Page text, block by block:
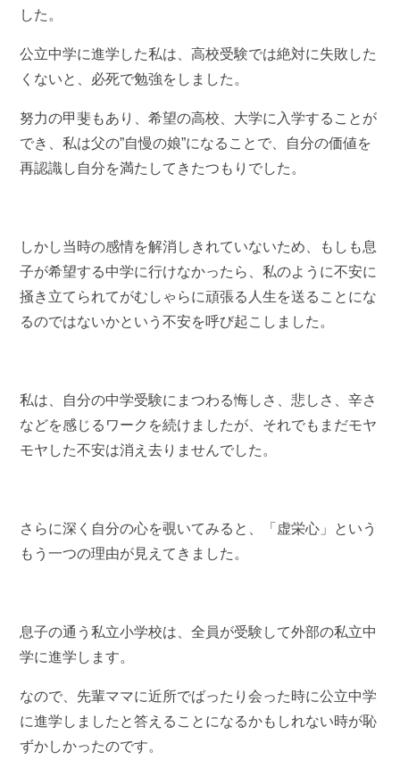
した。
公立中学に進学した私は、高校受験では絶対に失敗した
くないと、必死で勉強をしました。
努力の甲斐もあり、希望の高校、大学に入学することが
でき、私は父の”自慢の娘”になることで、自分の価値を
再認識し自分を満たしてきたつもりでした。
しかし当時の感情を解消しきれていないため、もしも息
子が希望する中学に行けなかったら、私のように不安に
掻き立てられてがむしゃらに頑張る人生を送ることにな
るのではないかという不安を呼び起こしました。
私は、自分の中学受験にまつわる悔しさ、悲しさ、辛さ
などを感じるワークを続けましたが、それでもまだモヤ
モヤした不安は消え去りませんでした。
さらに深く自分の心を覗いてみると、「虚栄心」という
もう一つの理由が見えてきました。
息子の通う私立小学校は、全員が受験して外部の私立中
学に進学します。
なので、先輩ママに近所でばったり会った時に公立中学
に進学しましたと答えることになるかもしれない時が恥
ずかしかったのです。